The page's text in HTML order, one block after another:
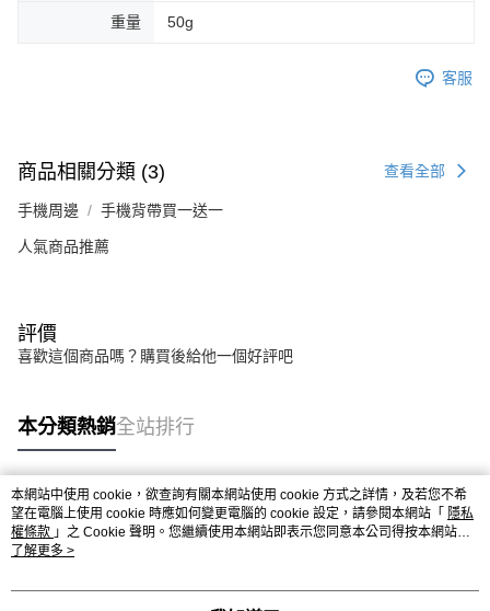
重量 50g
客服
商品相關分類 (3) 查看全部
手機周邊 手機背帶買一送一
人氣商品推薦
評價
喜歡這個商品嗎？購買後給他一個好評吧
本分類熱銷全站排行
熱門標籤
本網站中使用 cookie，欲查詢有關本網站使用 cookie 方式之詳情，及若您不希
望在電腦上使用 cookie 時應如何變更電腦的 cookie 設定，請參閱本網站「 隱私
權條款 」之 Cookie 聲明。您繼續使用本網站即表示您同意本公司得按本網站使
用條款之 Cookie 聲明使用 cookie。
了解更多 >